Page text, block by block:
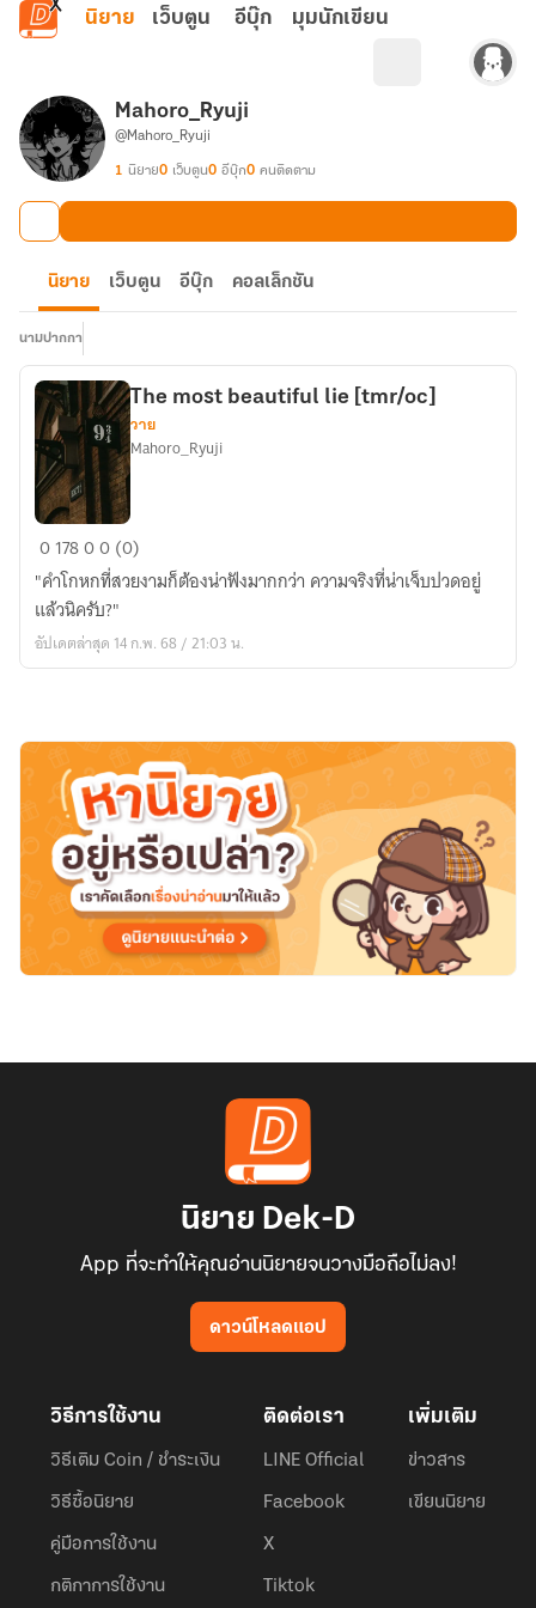
ข้ามไปยังเนื้อหาหลัก
นิยาย เว็บตูน อีบุ๊ก มุมนักเขียน
Mahoro_Ryuji
@Mahoro_Ryuji
1 นิยาย0 เว็บตูน0 อีบุ๊ก0 คนติดตาม
นิยาย เว็บตูน อีบุ๊ก คอลเล็กชัน
นามปากกา
The
most
beautiful
lie
[tmr/oc]
The most beautiful lie [tmr/oc]
วาย
Mahoro_Ryuji
017800 (0)
"คำโกหกที่สวยงามก็ต้องน่าฟังมากกว่า ความจริงที่น่าเจ็บปวดอยู่
แล้วนิครับ?"
อัปเดตล่าสุด 14 ก.พ. 68 / 21:03 น.
นิยาย Dek-D
App ที่จะทำให้คุณอ่านนิยายจนวางมือถือไม่ลง!
ดาวน์โหลดแอป
วิธีการใช้งาน
วิธีเติม Coin / ชำระเงิน
วิธีซื้อนิยาย
คู่มือการใช้งาน
กติกาการใช้งาน
ติดต่อเรา
LINE Official
Facebook
X
Tiktok
เพิ่มเติม
ข่าวสาร
เขียนนิยาย